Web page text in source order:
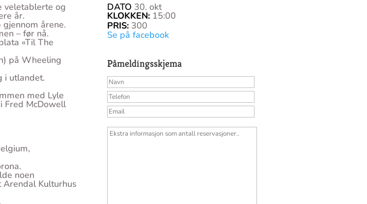
veletablerte og
år.
årene.
– før nå.
«Til The
på Wheeling
i utlandet.
med Lyle
Fred McDowell
noen
Kulturhus
DATO 30. okt
KLOKKEN: 15:00
PRIS: 300
Se på facebook
Påmeldingsskjema